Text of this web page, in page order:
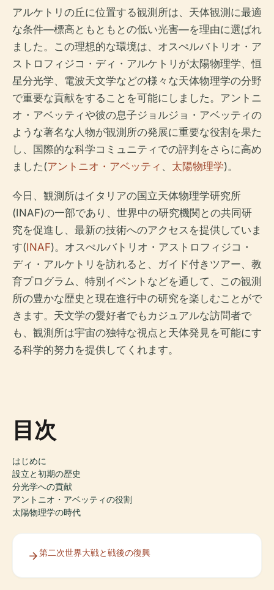
アルケトリの丘に位置する観測所は、天体観測に最適
な条件—標高ともともとの低い光害—を理由に選ばれ
ました。この理想的な環境は、オスぺルバトリオ・ア
ストロフィジコ・ディ・アルケトリが太陽物理学、恒
星分光学、電波天文学などの様々な天体物理学の分野
で重要な貢献をすることを可能にしました。アントニ
オ・アベッティや彼の息子ジョルジョ・アベッティの
ような著名な人物が観測所の発展に重要な役割を果た
し、国際的な科学コミュニティでの評判をさらに高め
ました(アントニオ・アベッティ 、 太陽物理学)。
今日、観測所はイタリアの国立天体物理学研究所
(INAF)の一部であり、世界中の研究機関との共同研
究を促進し、最新の技術へのアクセスを提供していま
す(INAF)。オスぺルバトリオ・アストロフィジコ・
ディ・アルケトリを訪れると、ガイド付きツアー、教
育プログラム、特別イベントなどを通して、この観測
所の豊かな歴史と現在進行中の研究を楽しむことがで
きます。天文学の愛好者でもカジュアルな訪問者で
も、観測所は宇宙の独特な視点と天体発見を可能にす
る科学的努力を提供してくれます。
目次
はじめに
設立と初期の歴史
分光学への貢献
アントニオ・アベッティの役割
太陽物理学の時代
第二次世界大戦と戦後の復興